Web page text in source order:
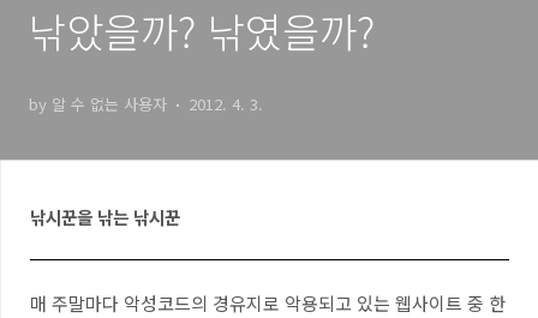
낚았을까? 낚였을까?
by 알 수 없는 사용자 2012. 4. 3.
낚시꾼을 낚는 낚시꾼
매 주말마다 악성코드의 경유지로 악용되고 있는 웹사이트 중 한